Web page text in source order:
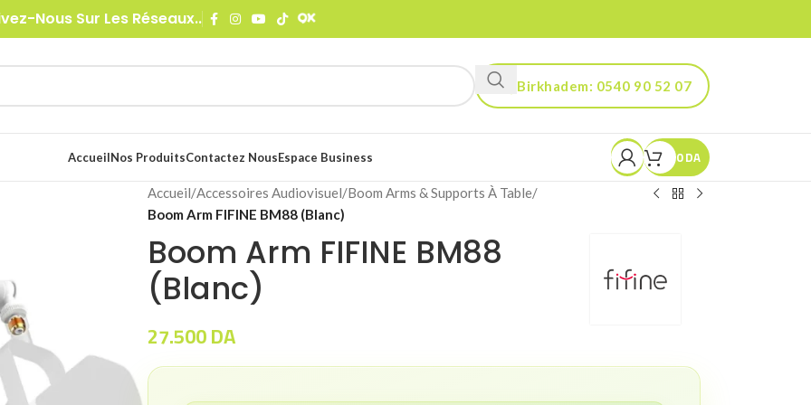
Nous Sur Les Réseaux..
Birkhadem: 0540 90 52 07
Kouba: 0560 90 52 03
AccueilNos ProduitsContactez NousEspace Business 0DA
Accueil/Accessoires Audiovisuel/Boom Arms & Supports À Table/
Boom Arm FIFINE BM88 (Blanc)
Boom Arm FIFINE BM88
(Blanc)
27.500DA